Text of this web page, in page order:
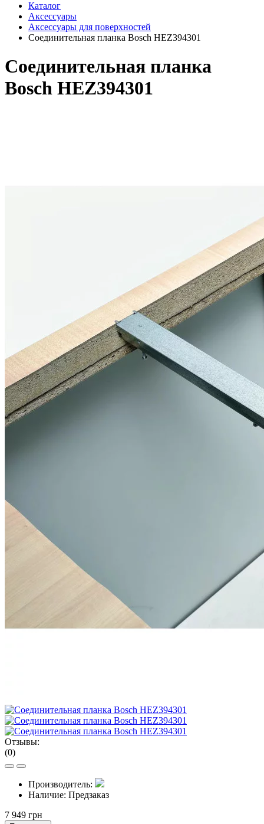
Каталог
Аксессуары
Аксессуары для поверхностей
Соединительная планка Bosch HEZ394301
Соединительная планка
Bosch HEZ394301
Отзывы:
(0)
Производитель:
Наличие: Предзаказ
7 949 грн